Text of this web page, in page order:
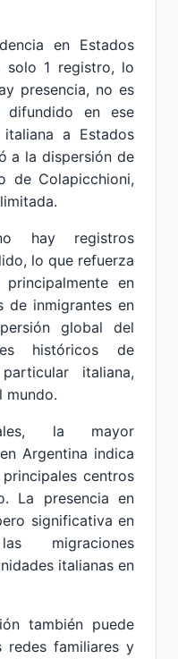
en Estados
solo 1 registro, lo
presencia, no es
difundido en ese
a Estados
a la dispersión de
de Colapicchioni,
hay registros
lo que refuerza
en
de inmigrantes en
global del
históricos de
italiana,
mundo.
la mayor
Argentina indica
centros
La presencia en
significativa en
migraciones
italianas en
también puede
redes familiares y